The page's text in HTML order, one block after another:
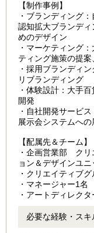
【制作事例】
・ブランディング
認知拡大ブランデ
めのデザイン
・マーケティング
ティング施策の提
・採用ブランディ
リブランディング
・体験設計：大手
開発
・自社開発サービ
展示会システムへの
【配属先＆チーム】
・企画営業部 ク
ョン＆デザインユニ
・クリエイティブ
・マネージャー1名
・アートディレク
必要な経験・スキ